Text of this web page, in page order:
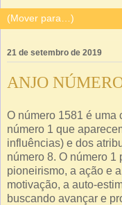
21 de setembro de 2019
ANJO
O número 1581 é uma
número 1 que
influências) e dos
número 8. O número
pioneirismo, a ação e
motivação, a auto-
buscando avançar e